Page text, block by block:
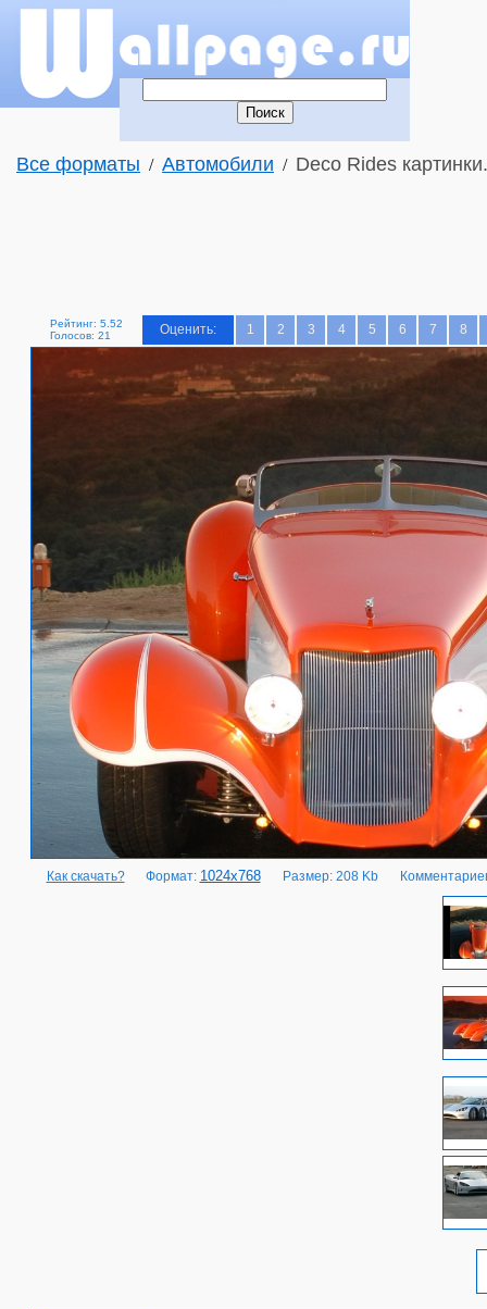
Все форматы / Автомобили / Deco Rides картинки.
Рейтинг: 5.52
Голосов: 21
Оценить: 1 2 3 4 5 6 7 8
Как скачать? Формат: 1024x768 Размер: 208 Kb